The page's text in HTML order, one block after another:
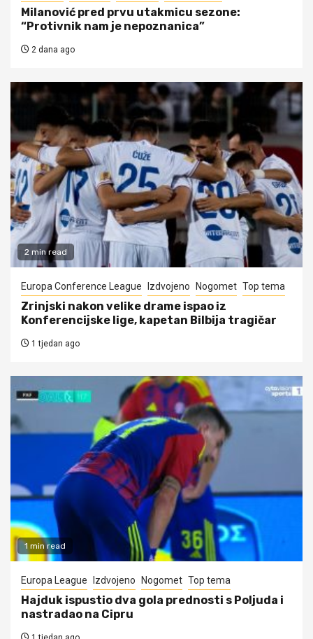
Milanović pred prvu utakmicu sezone:
“Protivnik nam je nepoznanica”
2 dana ago
2 min read
Europa Conference League Izdvojeno Nogomet Top tema
Zrinjski nakon velike drame ispao iz
Konferencijske lige, kapetan Bilbija tragičar
1 tjedan ago
1 min read
Europa League Izdvojeno Nogomet Top tema
Hajduk ispustio dva gola prednosti s Poljuda i
nastradao na Cipru